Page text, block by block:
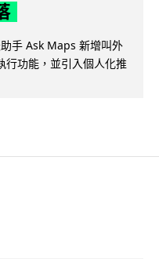
手 Ask Maps 新增叫外
行功能，並引入個人化推